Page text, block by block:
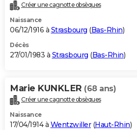
Créer une cagnotte obsèques
Naissance
06/12/1916 à Strasbourg (Bas-Rhin)
Décès
27/01/1983 à Strasbourg (Bas-Rhin)
Marie KUNKLER (68 ans)
Créer une cagnotte obsèques
Naissance
17/04/1914 à Wentzwiller(Haut-Rhin)